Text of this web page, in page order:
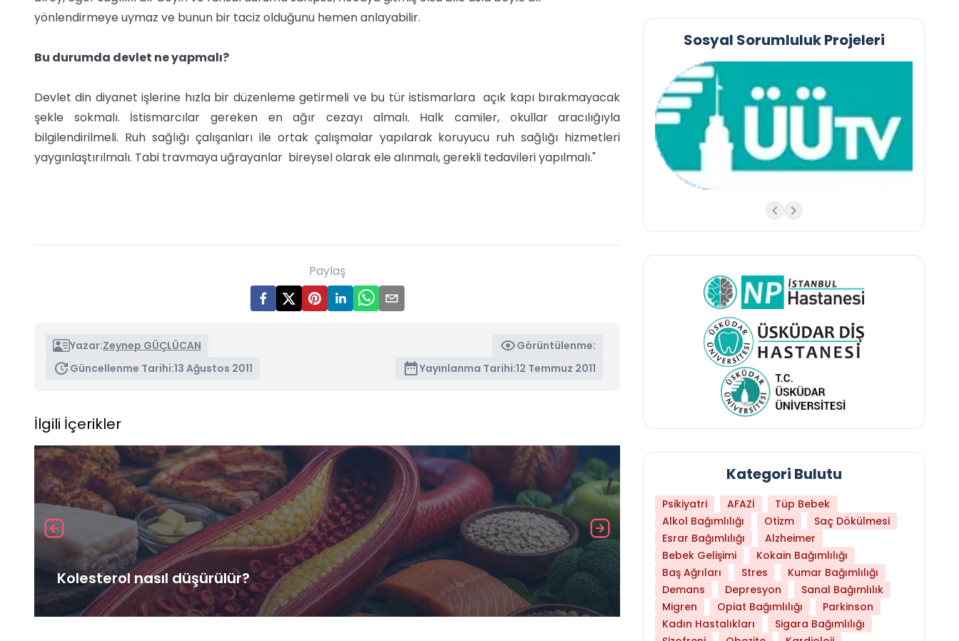
yönlendirmeye uymaz ve bunun bir taciz olduğunu hemen anlayabilir.
Bu durumda devlet ne yapmalı?
Devlet din diyanet işlerine hızla bir düzenleme getirmeli ve bu tür istismarlara açık kapı bırakmayacak
şekle sokmalı. İstismarcılar gereken en ağır cezayı almalı. Halk camiler, okullar aracılığıyla
bilgilendirilmeli. Ruh sağlığı çalışanları ile ortak çalışmalar yapılarak koruyucu ruh sağlığı hizmetleri
yaygınlaştırılmalı. Tabi travmaya uğrayanlar bireysel olarak ele alınmalı, gerekli tedavileri yapılmalı."
Paylaş
Yazar:Zeynep GÜÇLÜCAN
Görüntülenme:
Güncellenme Tarihi:13 Ağustos 2011 Yayınlanma Tarihi:12 Temmuz 2011
İlgili İçerikler
Kolesterol nasıl düşürülür? Daha Az Protein Tüketmek Yaşlanmayı
Sosyal Sorumluluk Projeleri
Kategori Bulutu
Psikiyatri AFAZİ
Tüp Bebek
Alkol Bağımlılığı
Otizm
Saç Dökülmesi
Esrar Bağımlılığı
Alzheimer
Bebek Gelişimi
Kokain Bağımlılığı
Baş Ağrıları
Stres
Kumar Bağımlılığı
Demans
Depresyon
Sanal Bağımlılık
Migren
Opiat Bağımlılığı
Parkinson
Kadın Hastalıkları
Sigara Bağımlılığı